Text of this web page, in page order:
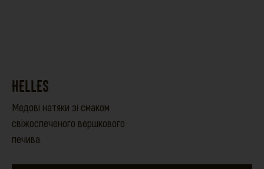
HELLES
Медові натяки зі смаком
свіжоспеченого вершкового
печива.